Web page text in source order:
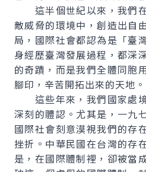
這半個世紀以來，我們
敵威脅的環境中，創造出自
局，國際社會都認為是「臺
身經歷臺灣發展過程，都深
的奇蹟，而是我們全體同胞
腳印，辛苦開拓出來的天地。
這些年來，我們國家處
深刻的體認。尤其是，一九
國際社會刻意漠視我們的存
挫折。中華民國在台灣的存
是，在國際體制裡，卻被當